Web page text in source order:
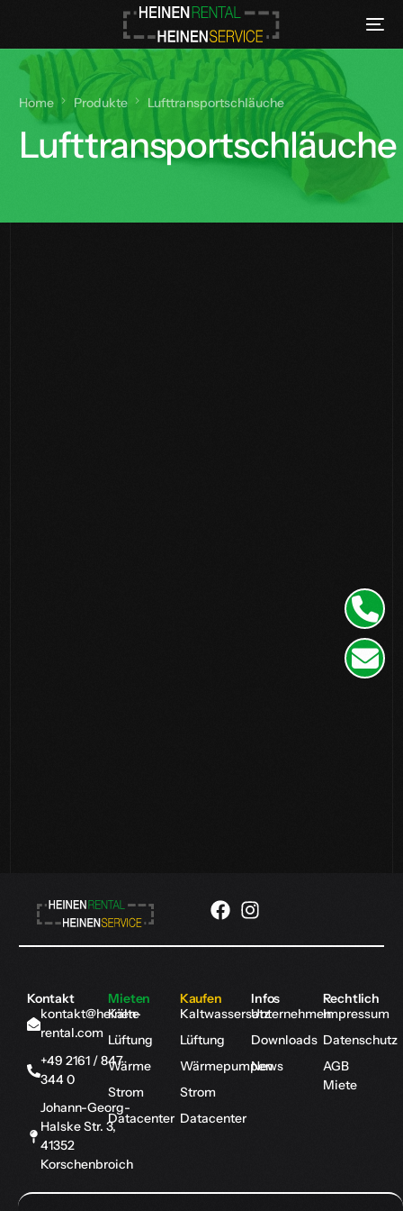
Home Produkte Lufttransportschläuche
Lufttransportschläuche
Kontakt
kontakt@heinen-
rental.com
+49 2161 / 847
344 0
Johann-Georg-
Halske Str. 3,
41352
Korschenbroich
Mieten
Kälte
Lüftung
Wärme
Strom
Datacenter
Kaufen
Kaltwassersatz
Lüftung
Wärmepumpen
Strom
Datacenter
Infos
Unternehmen
Downloads
News
Rechtlich
Impressum
Datenschutz
AGB
Miete